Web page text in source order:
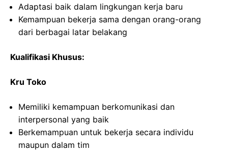
Adaptasi baik dalam lingkungan kerja baru
Kemampuan bekerja sama dengan orang-orang
dari berbagai latar belakang
Kualifikasi Khusus:
Kru Toko
Memiliki kemampuan berkomunikasi dan
interpersonal yang baik
Berkemampuan untuk bekerja secara individu
maupun dalam tim